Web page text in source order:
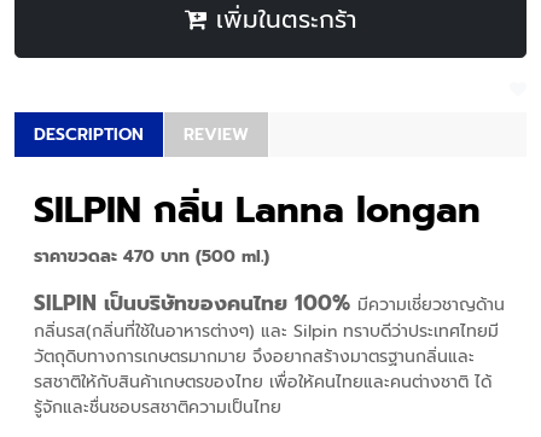
เพิ่มในตระกร้า
DESCRIPTION REVIEW
SILPIN กลิ่น Lanna longan
ราคาขวดละ 470 บาท (500 ml.)
SILPIN เป็นบริษัทของคนไทย 100% มีความเชี่ยวชาญด้าน
กลิ่นรส(กลิ่นที่ใช้ในอาหารต่างๆ) และ Silpin ทราบดีว่าประเทศไทยมี
วัตถุดิบทางการเกษตรมากมาย จึงอยากสร้างมาตรฐานกลิ่นและ
รสชาติให้กับสินค้าเกษตรของไทย เพื่อให้คนไทยและคนต่างชาติ ได้
รู้จักและชื่นชอบรสชาติความเป็นไทย